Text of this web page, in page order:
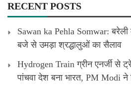
RECENT POSTS
Sawan ka Pehla Somwar:
बजे से उमड़ा श्रद्धालुओं का सैलाव
Hydrogen Train ग्रीन एनर्जी से
पांचवा देश बना भारत, PM Modi ने